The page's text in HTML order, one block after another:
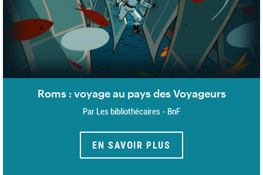
Roms : voyage au pays des Voyageurs
Par Les bibliothécaires - BnF
EN SAVOIR PLUS